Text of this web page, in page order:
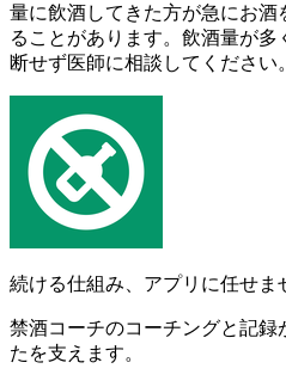
量に飲酒してきた方が急にお酒
ることがあります。飲酒量が多
断せず医師に相談してください。
続ける仕組み、アプリに任せま
禁酒コーチのコーチングと記
たを支えます。